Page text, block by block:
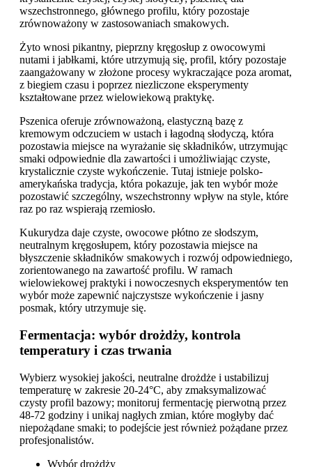
wszechstronnego, głównego profilu, który pozostaje
zrównoważony w zastosowaniach smakowych.
Żyto wnosi pikantny, pieprzny kręgosłup z owocowymi
nutami i jabłkami, które utrzymują się, profil, który pozostaje
zaangażowany w złożone procesy wykraczające poza aromat,
z biegiem czasu i poprzez niezliczone eksperymenty
kształtowane przez wielowiekową praktykę.
Pszenica oferuje zrównoważoną, elastyczną bazę z
kremowym odczuciem w ustach i łagodną słodyczą, która
pozostawia miejsce na wyrażanie się składników, utrzymując
smaki odpowiednie dla zawartości i umożliwiając czyste,
krystalicznie czyste wykończenie. Tutaj istnieje polsko-
amerykańska tradycja, która pokazuje, jak ten wybór może
pozostawić szczególny, wszechstronny wpływ na style, które
raz po raz wspierają rzemiosło.
Kukurydza daje czyste, owocowe płótno ze słodszym,
neutralnym kręgosłupem, który pozostawia miejsce na
błyszczenie składników smakowych i rozwój odpowiedniego,
zorientowanego na zawartość profilu. W ramach
wielowiekowej praktyki i nowoczesnych eksperymentów ten
wybór może zapewnić najczystsze wykończenie i jasny
posmak, który utrzymuje się.
Fermentacja: wybór drożdży, kontrola
temperatury i czas trwania
Wybierz wysokiej jakości, neutralne drożdże i ustabilizuj
temperaturę w zakresie 20-24°C, aby zmaksymalizować
czysty profil bazowy; monitoruj fermentację pierwotną przez
48-72 godziny i unikaj nagłych zmian, które mogłyby dać
niepożądane smaki; to podejście jest również pożądane przez
profesjonalistów.
Wybór drożdży